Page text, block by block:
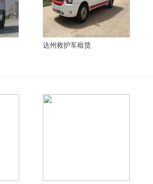
达州救护车租赁